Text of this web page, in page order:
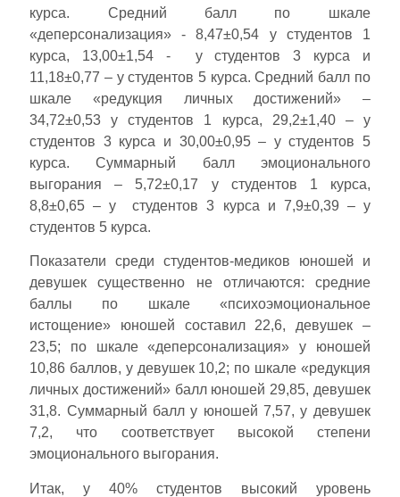
курса. Средний балл по шкале
«деперсонализация» - 8,47±0,54 у студентов 1
курса, 13,00±1,54 - у студентов 3 курса и
11,18±0,77 – у студентов 5 курса. Средний балл по
шкале «редукция личных достижений» –
34,72±0,53 у студентов 1 курса, 29,2±1,40 – у
студентов 3 курса и 30,00±0,95 – у студентов 5
курса. Суммарный балл эмоционального
выгорания – 5,72±0,17 у студентов 1 курса,
8,8±0,65 – у студентов 3 курса и 7,9±0,39 – у
студентов 5 курса.
Показатели среди студентов-медиков юношей и
девушек существенно не отличаются: средние
баллы по шкале «психоэмоциональное
истощение» юношей составил 22,6, девушек –
23,5; по шкале «деперсонализация» у юношей
10,86 баллов, у девушек 10,2; по шкале «редукция
личных достижений» балл юношей 29,85, девушек
31,8. Суммарный балл у юношей 7,57, у девушек
7,2, что соответствует высокой степени
эмоционального выгорания.
Итак, у 40% студентов высокий уровень